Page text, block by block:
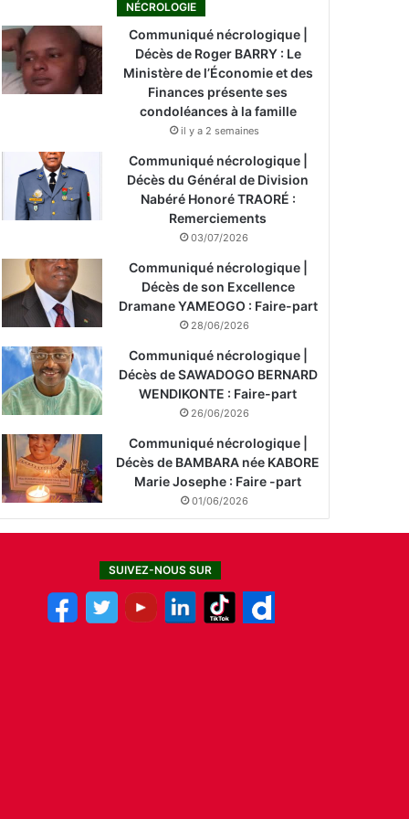
NÉCROLOGIE
Communiqué nécrologique |
Décès de Roger BARRY : Le
Ministère de l’Économie et des
Finances présente ses
condoléances à la famille
il y a 2 semaines
Communiqué nécrologique |
Décès du Général de Division
Nabéré Honoré TRAORÉ :
Remerciements
03/07/2026
Communiqué nécrologique |
Décès de son Excellence
Dramane YAMEOGO : Faire-part
28/06/2026
Communiqué nécrologique |
Décès de SAWADOGO BERNARD
WENDIKONTE : Faire-part
26/06/2026
Communiqué nécrologique |
Décès de BAMBARA née KABORE
Marie Josephe : Faire -part
01/06/2026
SUIVEZ-NOUS SUR